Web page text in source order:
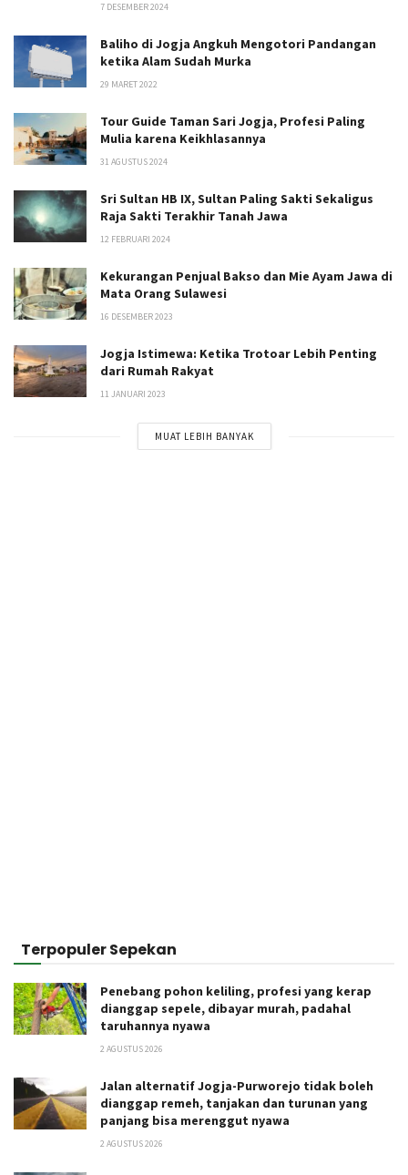
7 DESEMBER 2024
Baliho di Jogja Angkuh Mengotori Pandangan
ketika Alam Sudah Murka
29 MARET 2022
Tour Guide Taman Sari Jogja, Profesi Paling
Mulia karena Keikhlasannya
31 AGUSTUS 2024
Sri Sultan HB IX, Sultan Paling Sakti Sekaligus
Raja Sakti Terakhir Tanah Jawa
12 FEBRUARI 2024
Kekurangan Penjual Bakso dan Mie Ayam Jawa di
Mata Orang Sulawesi
16 DESEMBER 2023
Jogja Istimewa: Ketika Trotoar Lebih Penting
dari Rumah Rakyat
11 JANUARI 2023
MUAT LEBIH BANYAK
Terpopuler Sepekan
Penebang pohon keliling, profesi yang kerap
dianggap sepele, dibayar murah, padahal
taruhannya nyawa
2 AGUSTUS 2026
Jalan alternatif Jogja-Purworejo tidak boleh
dianggap remeh, tanjakan dan turunan yang
panjang bisa merenggut nyawa
2 AGUSTUS 2026